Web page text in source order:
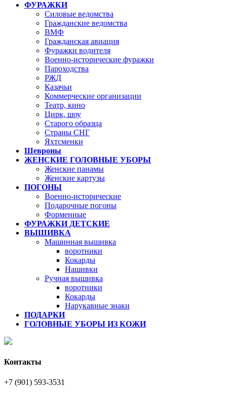
ФУРАЖКИ
Силовые ведомства
Гражданские ведомства
ВМФ
Гражданская авиация
Фуражки водителя
Военно-исторические фуражки
Пароходства
РЖД
Казачьи
Коммерческие организации
Театр, кино
Цирк, шоу
Старого образца
Страны СНГ
Яхтсменки
Шевроны
ЖЕНСКИЕ ГОЛОВНЫЕ УБОРЫ
Женские панамы
Женские картузы
ПОГОНЫ
Военно-исторические
Подарочные погоны
Форменные
ФУРАЖКИ ДЕТСКИЕ
ВЫШИВКА
Машинная вышивка
воротники
Кокарды
Нашивки
Ручная вышивка
воротники
Кокарды
Нарукавные знаки
ПОДАРКИ
ГОЛОВНЫЕ УБОРЫ ИЗ КОЖИ
Контакты
+7 (901) 593-3531